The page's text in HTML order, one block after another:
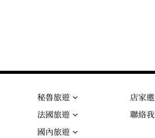
秘魯旅遊
法國旅遊
國內旅遊
店家
聯絡我